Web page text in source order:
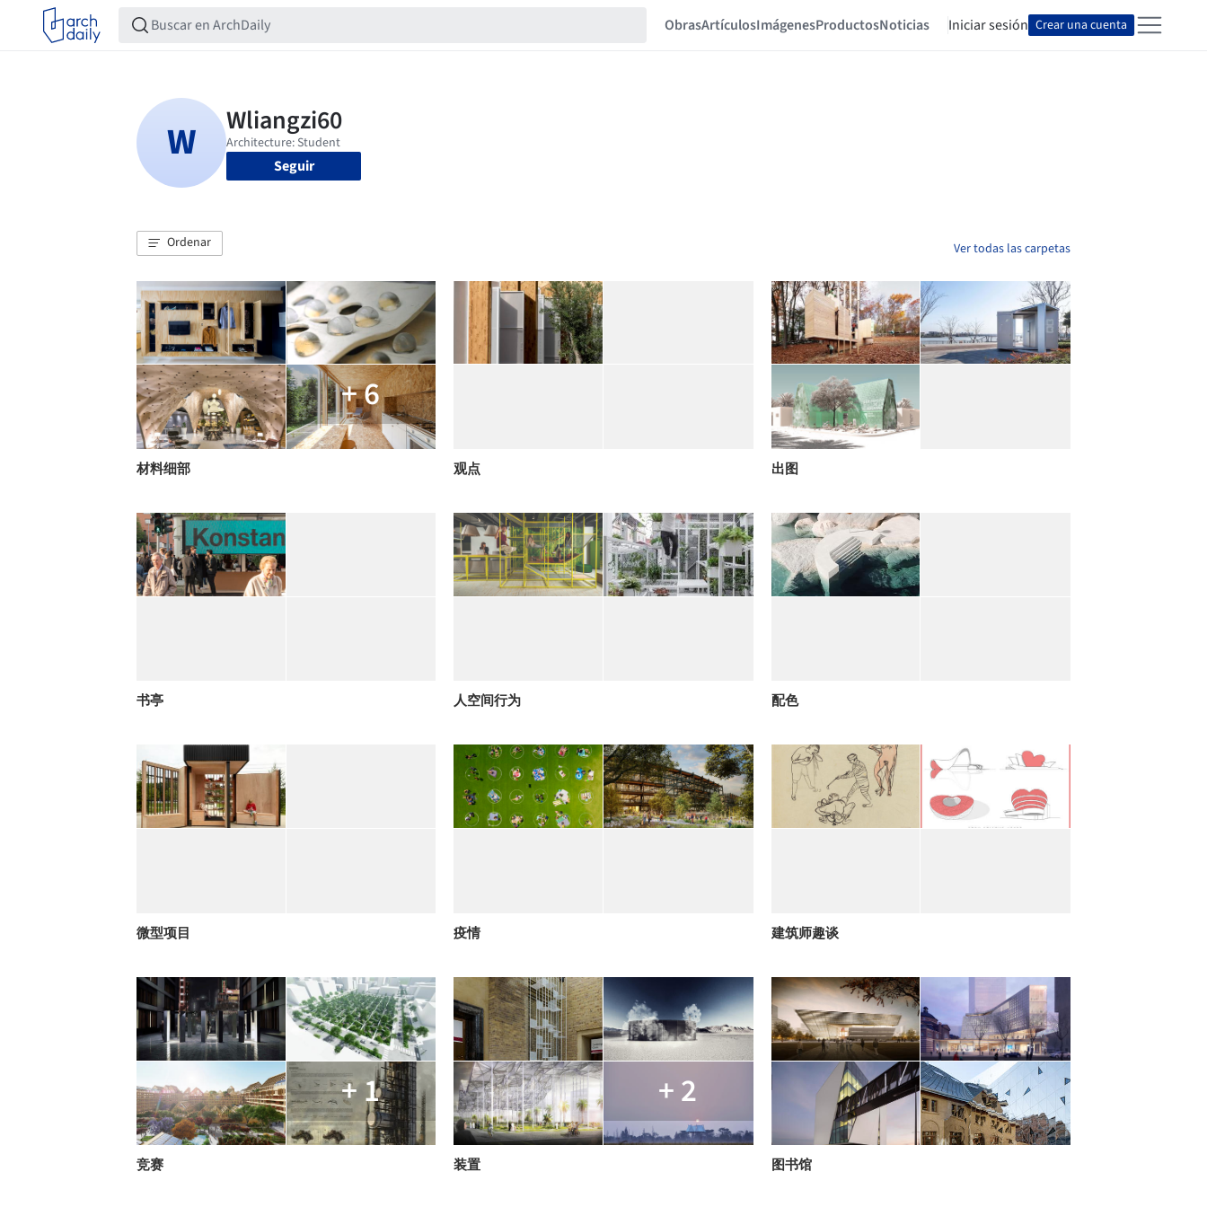
ObrasArtículosImágenesProductosNoticias Iniciar sesión Crear una cuenta
Seguir
Ordenar Ver todas las carpetas
+ 6
材料细部 观点 出图
书亭 人空间行为 配色
微型项目 疫情 建筑师趣谈
+ 1
竞赛
+ 2
装置 图书馆